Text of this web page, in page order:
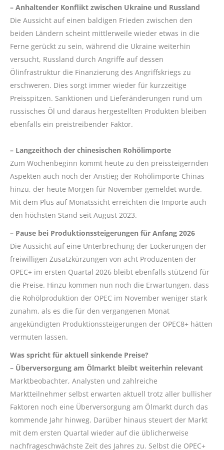
– Anhaltender Konflikt zwischen Ukraine und Russland
Die Aussicht auf einen baldigen Frieden zwischen den
beiden Ländern scheint mittlerweile wieder etwas in die
Ferne gerückt zu sein, während die Ukraine weiterhin
versucht, Russland durch Angriffe auf dessen
Ölinfrastruktur die Finanzierung des Angriffskriegs zu
erschweren. Dies sorgt immer wieder für kurzzeitige
Preisspitzen. Sanktionen und Lieferänderungen rund um
russisches Öl und daraus hergestellten Produkten bleiben
ebenfalls ein preistreibender Faktor.
– Langzeithoch der chinesischen Rohölimporte
Zum Wochenbeginn kommt heute zu den preissteigernden
Aspekten auch noch der Anstieg der Rohölimporte Chinas
hinzu, der heute Morgen für November gemeldet wurde.
Mit dem Plus auf Monatssicht erreichten die Importe auch
den höchsten Stand seit August 2023.
– Pause bei Produktionssteigerungen für Anfang 2026
Die Aussicht auf eine Unterbrechung der Lockerungen der
freiwilligen Zusatzkürzungen von acht Produzenten der
OPEC+ im ersten Quartal 2026 bleibt ebenfalls stützend für
die Preise. Hinzu kommen nun noch die Erwartungen, dass
die Rohölproduktion der OPEC im November weniger stark
zunahm, als es die für den vergangenen Monat
angekündigten Produktionssteigerungen der OPEC8+ hätten
vermuten lassen.
Was spricht für aktuell sinkende Preise?
– Überversorgung am Ölmarkt bleibt weiterhin relevant
Marktbeobachter, Analysten und zahlreiche
Marktteilnehmer selbst erwarten aktuell trotz aller bullisher
Faktoren noch eine Überversorgung am Ölmarkt durch das
kommende Jahr hinweg. Darüber hinaus steuert der Markt
mit dem ersten Quartal wieder auf die üblicherweise
nachfrageschwächste Zeit des Jahres zu. Selbst die OPEC+